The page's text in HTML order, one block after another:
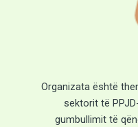
Organizata është
sektorit të
gumbullimit të